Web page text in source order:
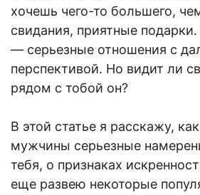
хочешь чего-то большего,
свидания, приятные
— серьезные отношения с
перспективой. Но видит ли
рядом с тобой он?
В этой статье я расскажу, к
мужчины серьезные намерен
тебя, о признаках
еще развею некоторые